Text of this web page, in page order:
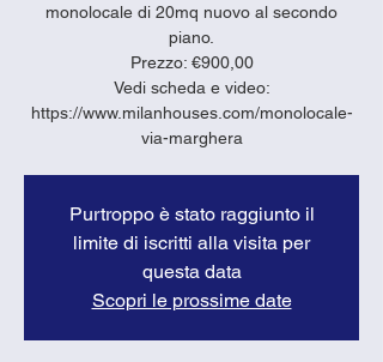
monolocale di 20mq nuovo al secondo
piano.
Prezzo: €900,00
Vedi scheda e video:
https://www.milanhouses.com/monolocale-
via-marghera
Purtroppo è stato raggiunto il
limite di iscritti alla visita per
questa data
Scopri le prossime date